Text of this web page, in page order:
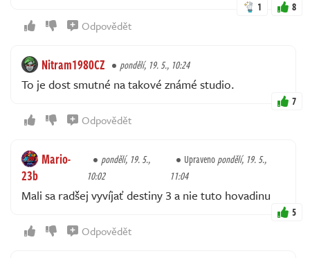
1 8
Odpovědět
Nitram1980CZ pondělí, 19. 5., 10:24
To je dost smutné na takové známé studio.
7
Odpovědět
Mario-
23b
pondělí, 19. 5.,
10:02
Upravenopondělí, 19. 5.,
11:04
Mali sa radšej vyvíjať destiny 3 a nie tuto hovadinu
5
Odpovědět